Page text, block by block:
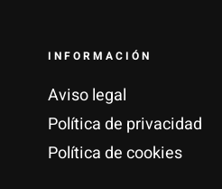
INFORMACIÓN
Aviso legal
Política de privacidad
Política de cookies